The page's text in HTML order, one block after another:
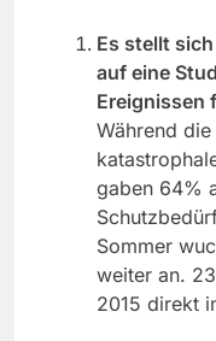
Es stellt
auf eine
Ereignissen
Während
gaben 64%
Sommer
weiter an.
2015 direkt